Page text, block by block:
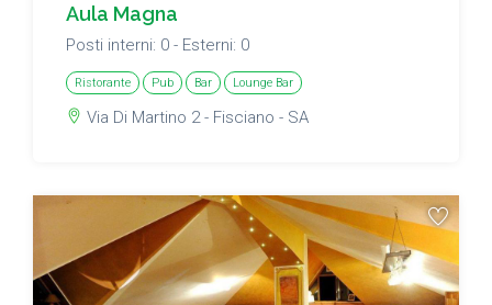
Aula Magna
Posti interni: 0 - Esterni: 0
Ristorante Pub Bar Lounge Bar
Via Di Martino 2 - Fisciano - SA